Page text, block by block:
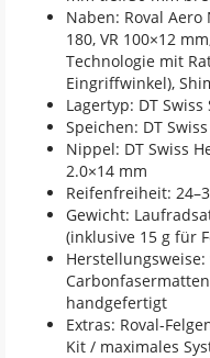
Naben: Roval Aero
180, VR 100×12
Technologie mit
Eingriffwinkel),
Lagertyp: DT
Speichen: DT
Nippel: DT Swiss
2.0×14 mm
Reifenfreiheit:
Gewicht:
(inklusive 15 g für
handgefertigt
Extras: Roval-
Kit / maximales